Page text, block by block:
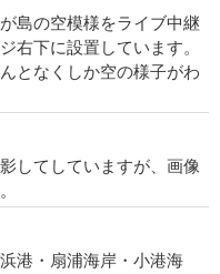
島の空模様をライブ中継
右下に設置しています。
となくしか空の様子がわ
してしていますが、画像
港・扇浦海岸・小港海